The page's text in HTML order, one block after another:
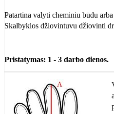
Patartina valyti cheminiu būdu
Skalbyklos džiovintuvu džiovinti
Pristatymas: 1 - 3 darbo dienos.